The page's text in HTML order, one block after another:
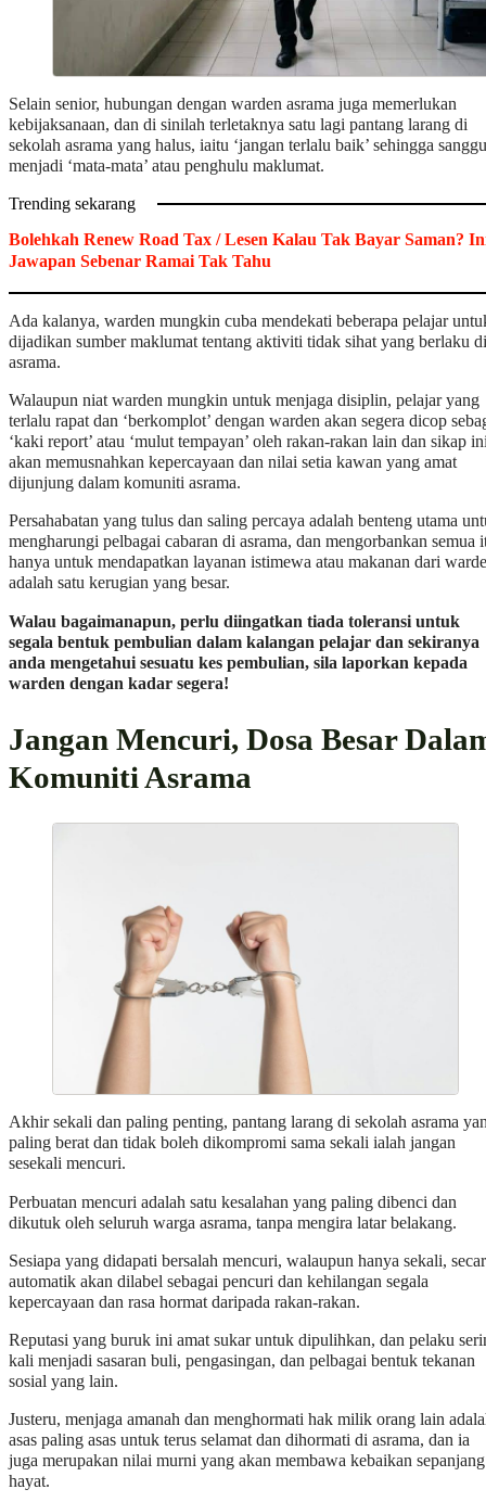
Selain senior, hubungan dengan warden asrama juga memerlukan
kebijaksanaan, dan di sinilah terletaknya satu lagi pantang larang di
sekolah asrama yang halus, iaitu ‘jangan terlalu baik’ sehingga
menjadi ‘mata-mata’ atau penghulu maklumat.
Trending sekarang
Bolehkah Renew Road Tax / Lesen Kalau Tak Bayar Saman?
Jawapan Sebenar Ramai Tak Tahu
Ada kalanya, warden mungkin cuba mendekati beberapa pelajar
dijadikan sumber maklumat tentang aktiviti tidak sihat yang berlaku di
asrama.
Walaupun niat warden mungkin untuk menjaga disiplin, pelajar yang
terlalu rapat dan ‘berkomplot’ dengan warden akan segera dicop
‘kaki report’ atau ‘mulut tempayan’ oleh rakan-rakan lain dan sikap
akan memusnahkan kepercayaan dan nilai setia kawan yang amat
dijunjung dalam komuniti asrama.
Persahabatan yang tulus dan saling percaya adalah benteng utama
mengharungi pelbagai cabaran di asrama, dan mengorbankan semua
hanya untuk mendapatkan layanan istimewa atau makanan dari
adalah satu kerugian yang besar.
Walau bagaimanapun, perlu diingatkan tiada toleransi untuk
segala bentuk pembulian dalam kalangan pelajar dan sekiranya
anda mengetahui sesuatu kes pembulian, sila laporkan kepada
warden dengan kadar segera!
Jangan Mencuri, Dosa Besar
Komuniti Asrama
Akhir sekali dan paling penting, pantang larang di sekolah asrama
paling berat dan tidak boleh dikompromi sama sekali ialah jangan
sesekali mencuri.
Perbuatan mencuri adalah satu kesalahan yang paling dibenci dan
dikutuk oleh seluruh warga asrama, tanpa mengira latar belakang.
Sesiapa yang didapati bersalah mencuri, walaupun hanya sekali,
automatik akan dilabel sebagai pencuri dan kehilangan segala
kepercayaan dan rasa hormat daripada rakan-rakan.
Reputasi yang buruk ini amat sukar untuk dipulihkan, dan pelaku
kali menjadi sasaran buli, pengasingan, dan pelbagai bentuk tekanan
sosial yang lain.
Justeru, menjaga amanah dan menghormati hak milik orang lain
asas paling asas untuk terus selamat dan dihormati di asrama, dan ia
juga merupakan nilai murni yang akan membawa kebaikan sepanjang
hayat.